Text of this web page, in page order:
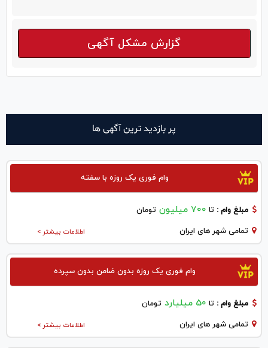
گزارش مشکل آگهی
پر بازدید ترین آگهی ها
وام فوری یک روزه با سفته
مبلغ وام : تا 700 میلیون تومان
اطلاعات بیشتر > تمامی شهر های ایران
وام فوری یک روزه بدون ضامن بدون سپرده
مبلغ وام : تا 50 میلیارد تومان
اطلاعات بیشتر > تمامی شهر های ایران